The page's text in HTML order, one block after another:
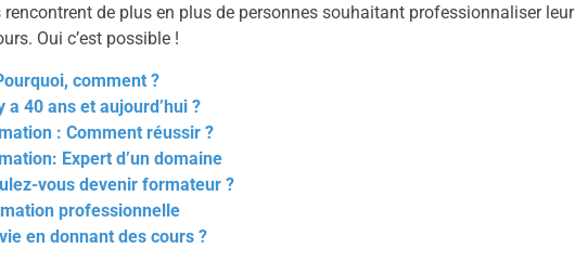
rencontrent de plus en plus de personnes souhaitant professionnaliser leur
Oui c’est possible !
comment ?
40 ans et aujourd’hui ?
: Comment réussir ?
Expert d’un domaine
vous devenir formateur ?
professionnelle
en donnant des cours ?